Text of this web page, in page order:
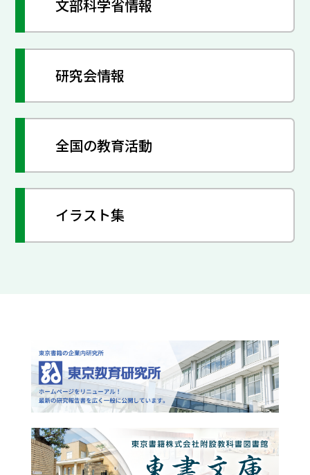
文部科学省情報
研究会情報
全国の教育活動
イラスト集